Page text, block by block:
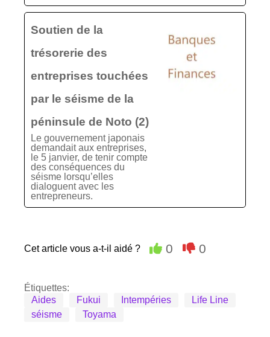
Soutien de la
trésorerie des
entreprises touchées
par le séisme de la
péninsule de Noto (2)
Le gouvernement japonais
demandait aux entreprises,
le 5 janvier, de tenir compte
des conséquences du
séisme lorsqu’elles
dialoguent avec les
entrepreneurs.
Cet article vous a-t-il aidé ? 0 0
Étiquettes:
Aides
Fukui Intempéries
Life Line
séisme
Toyama